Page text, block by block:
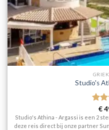
Studio's
2 uit
5
€
Studio's Athina - Argassi is een 2
deze reis direct bij onze partner